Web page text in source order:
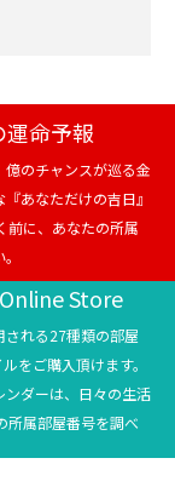
命予報
のチャンスが巡る金
あなただけの吉日』
前に、あなたの所属
Store
される27種類の部屋
をご購入頂けます。
ダーは、日々の生活
所属部屋番号を調べ